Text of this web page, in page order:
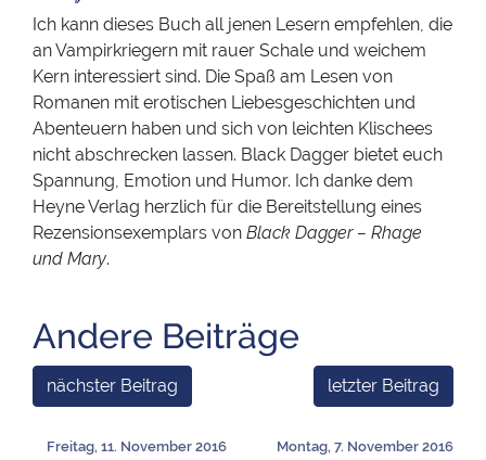
Ich kann dieses Buch all jenen Lesern empfehlen, die
an Vampirkriegern mit rauer Schale und weichem
Kern interessiert sind. Die Spaß am Lesen von
Romanen mit erotischen Liebesgeschichten und
Abenteuern haben und sich von leichten Klischees
nicht abschrecken lassen. Black Dagger bietet euch
Spannung, Emotion und Humor. Ich danke dem
Heyne Verlag herzlich für die Bereitstellung eines
Rezensionsexemplars von Black Dagger – Rhage
und Mary.
Andere Beiträge
nächster Beitrag
Freitag, 11. November 2016
letzter Beitrag
Montag, 7. November 2016